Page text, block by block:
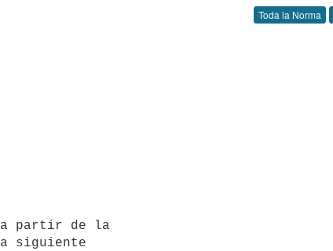
Toda la Norma
siguiente